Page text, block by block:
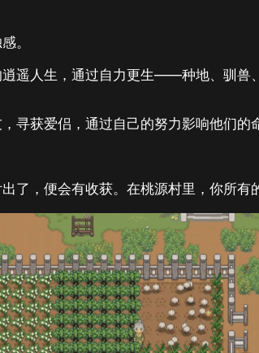
。
遥人生，通过自力更生——种地、驯兽
寻获爱侣，通过自己的努力影响他们的
了，便会有收获。在桃源村里，你所有